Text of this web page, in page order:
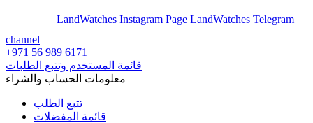
LandWatches Instagram Page LandWatches Telegram
channel
+971 56 989 6171
قائمة المستخدم وتتبع الطلبات
معلومات الحساب والشراء
تتبع الطلب
قائمة المفضلات